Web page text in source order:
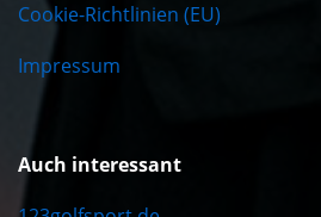
Cookie-Richtlinien (EU)
Impressum
Auch interessant